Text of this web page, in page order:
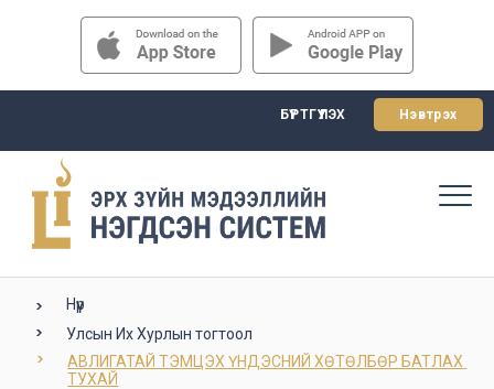
БҮРТГҮҮЛЭХ Нэвтрэх
Нүүр
Улсын Их Хурлын тогтоол
АВЛИГАТАЙ ТЭМЦЭХ ҮНДЭСНИЙ ХӨТӨЛБӨР БАТЛАХ
ТУХАЙ